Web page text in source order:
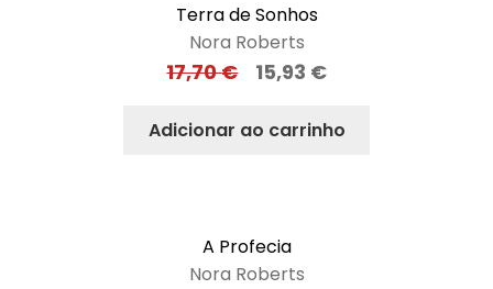
Terra de Sonhos
Nora Roberts
17,70€ 15,93 €
Adicionar ao carrinho
A Profecia
Nora Roberts